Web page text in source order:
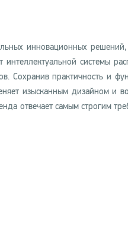
инновационных
системы
Сохранив практичность и
изысканным дизайном и
отвечает самым строгим